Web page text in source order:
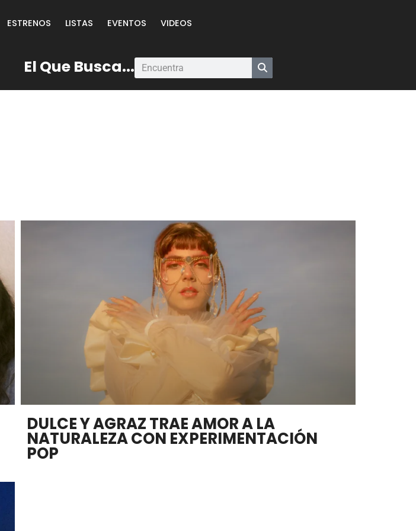
ESTRENOS LISTAS EVENTOS VIDEOS
El Que Busca...
DULCE Y AGRAZ TRAE AMOR A LA
NATURALEZA CON EXPERIMENTACIÓN
POP